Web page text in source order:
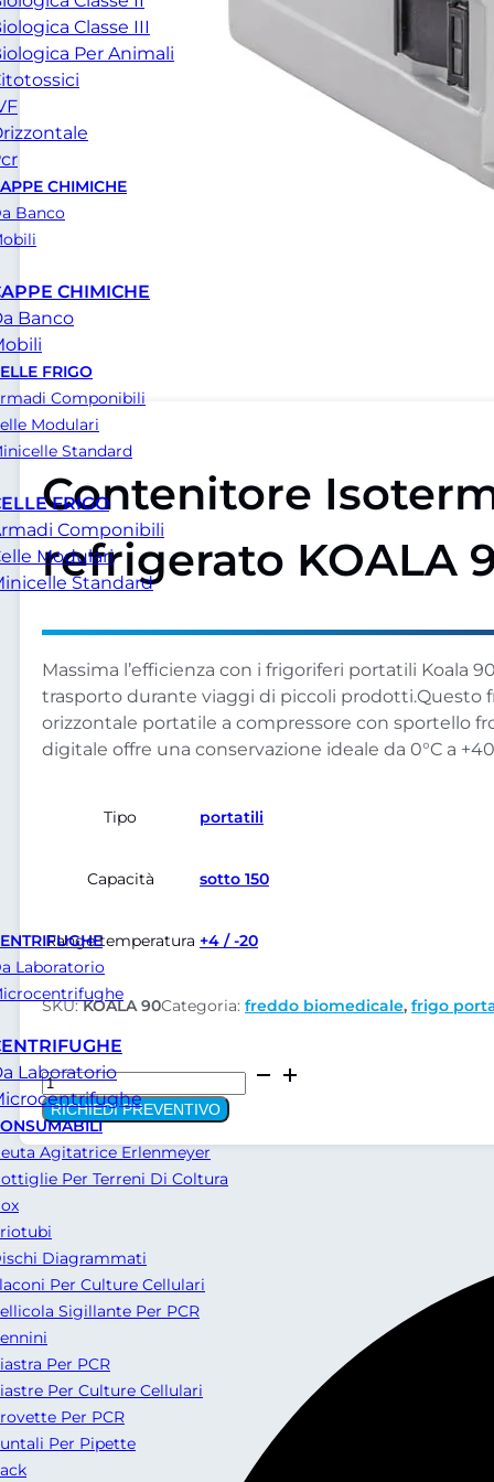
Classe III
Per Animali
CHIMICHE
Banco
CHIMICHE
Banco
FRIGO
Componibili
Modulari
Standard
FRIGO
Componibili
Modulari
Standard
Laboratorio
Laboratorio
Agitatrice Erlenmeyer
Per Terreni Di Coltura
Diagrammati
Per Culture Cellulari
Sigillante Per PCR
Per PCR
Per Culture Cellulari
Per PCR
Per Pipette
Contenitore
refrigerato KOALA
Massima l’efficienza con i frigoriferi portatili Koala
trasporto durante viaggi di piccoli prodotti.Questo
orizzontale portatile a compressore con sportello
digitale offre una conservazione ideale da 0°C a
Tipo portatili
Capacità sotto 150
Range temperatura +4 / -20
SKU:KOALA 90Categoria: freddo biomedicale, frigo
Contenitore
Isotermico
refrigerato
KOALA
90
RICHIEDI PREVENTIVO